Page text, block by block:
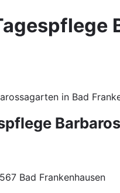
in Bad
Bad Frankenhausen